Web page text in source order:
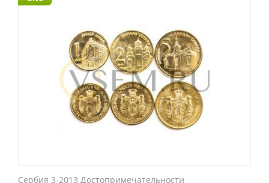
Сербия 3-2013 Достопримечательности